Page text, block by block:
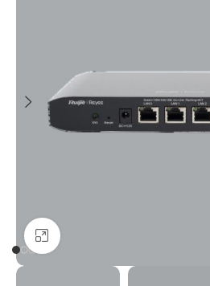
Haga clic para ampliar